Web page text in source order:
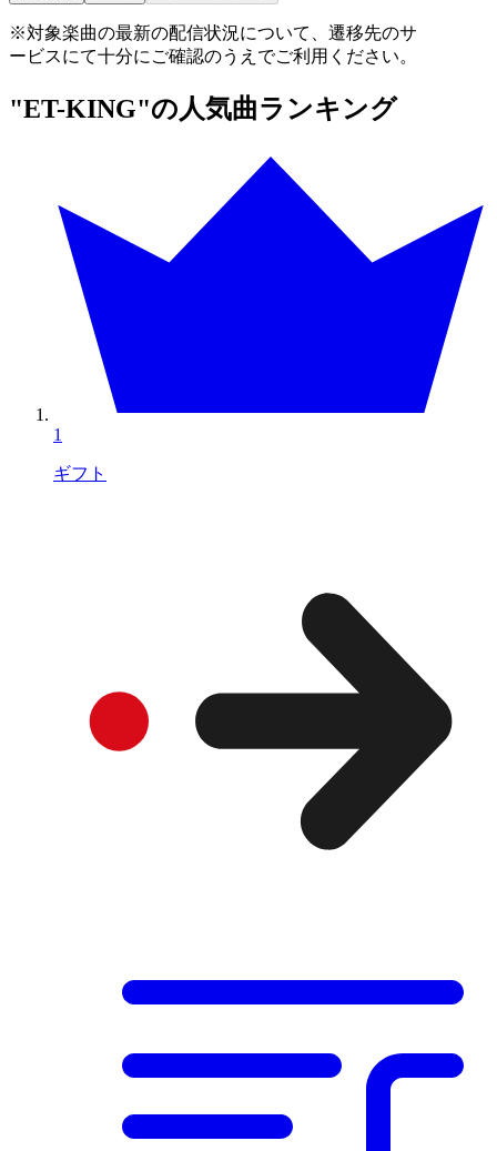
※対象楽曲の最新の配信状況について、遷移先のサ
ービスにて十分にご確認のうえでご利用ください。
"ET-KING"の人気曲ランキング
1
ギフト